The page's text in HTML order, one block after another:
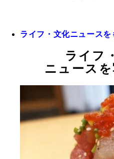
ライフ・文化ニュースを
ライフ
ニュース